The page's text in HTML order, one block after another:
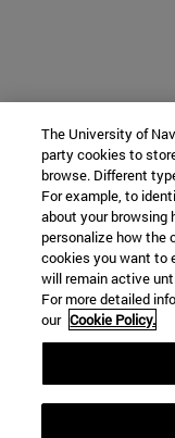
The University of
party cookies to
browse. Different
For example, to
about your browsing
personalize how the
cookies you want to
will remain active
For more detailed
our Cookie Policy.